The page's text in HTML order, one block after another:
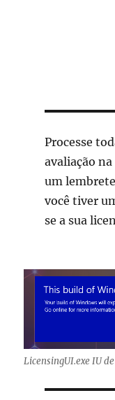
Processe
avaliação
um
você tiver
se a sua
LicensingUI.exe IU